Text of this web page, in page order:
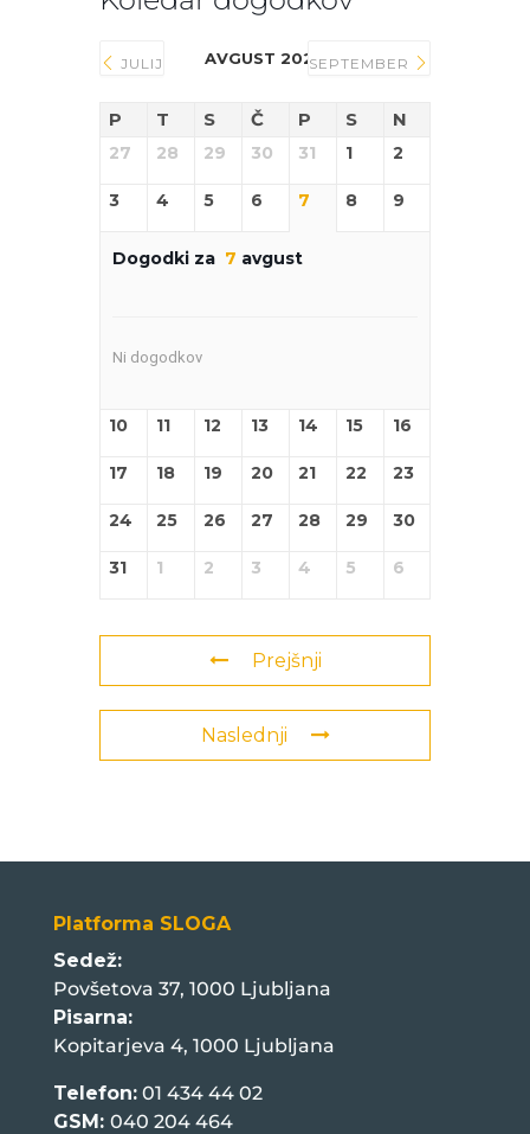
JULIJ AVGUST 2026SEPTEMBER
P T S Č P S N
27 28 29 30 31 1 2
3 4 5 6 7 8 9
Dogodki za 7 avgust
Ni dogodkov
10 11 12 13 14 15 16
17 18 19 20 21 22 23
24 25 26 27 28 29 30
31 1 2 3 4 5 6
Prejšnji
Naslednji
Platforma SLOGA
Sedež:
Povšetova 37, 1000 Ljubljana
Pisarna:
Kopitarjeva 4, 1000 Ljubljana
Telefon:01 434 44 02
GSM: 040 204 464